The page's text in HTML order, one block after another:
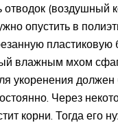
отводок (воздушный
опустить в
пластиковую
влажным мхом
укоренения должен
Через
корни. Тогда его